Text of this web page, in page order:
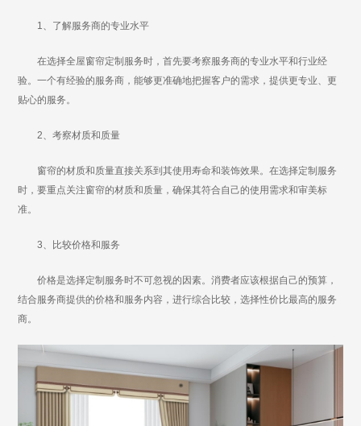
1、了解服务商的专业水平
在选择全屋窗帘定制服务时，首先要考察服务商的专业水平和行业经
验。一个有经验的服务商，能够更准确地把握客户的需求，提供更专业、更
贴心的服务。
2、考察材质和质量
窗帘的材质和质量直接关系到其使用寿命和装饰效果。在选择定制服务
时，要重点关注窗帘的材质和质量，确保其符合自己的使用需求和审美标
准。
3、比较价格和服务
价格是选择定制服务时不可忽视的因素。消费者应该根据自己的预算，
结合服务商提供的价格和服务内容，进行综合比较，选择性价比最高的服务
商。